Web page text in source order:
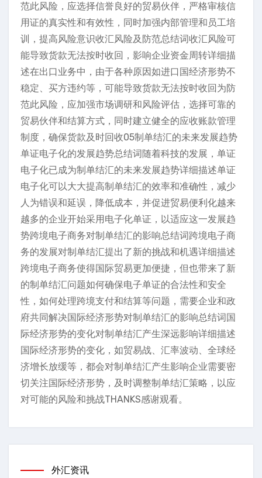
范此风险，应选择信誉良好的贸易伙伴，严格审核信
用证的真实性和有效性，同时加强内部管理和员工培
训，提高风险意识收汇风险及防范总结词收汇风险可
能导致货款无法按时收回，影响企业资金周转详细描
述在出口业务中，由于各种原因如进口国经济形势不
稳定、买方违约等，可能导致货款无法按时收回为防
范此风险，应加强市场调研和风险评估，选择可靠的
贸易伙伴和结算方式，同时建立健全的应收账款管理
制度，确保货款及时回收05制单结汇的未来发展趋势
单证电子化的发展趋势总结词随着科技的发展，单证
电子化已成为制单结汇的未来发展趋势详细描述单证
电子化可以大大提高制单结汇的效率和准确性，减少
人为错误和延误，降低成本，并促进贸易便利化越来
越多的企业开始采用电子化单证，以适应这一发展趋
势跨境电子商务对制单结汇的影响总结词跨境电子商
务的发展对制单结汇提出了新的挑战和机遇详细描述
跨境电子商务使得国际贸易更加便捷，但也带来了新
的制单结汇问题如何确保电子单证的合法性和安全
性，如何处理跨境支付和结算等问题，需要企业和政
府共同解决国际经济形势对制单结汇的影响总结词国
际经济形势的变化对制单结汇产生深远影响详细描述
国际经济形势的变化，如贸易战、汇率波动、全球经
济增长放缓等，都会对制单结汇产生影响企业需要密
切关注国际经济形势，及时调整制单结汇策略，以应
对可能的风险和挑战THANKS感谢观看。
外汇资讯